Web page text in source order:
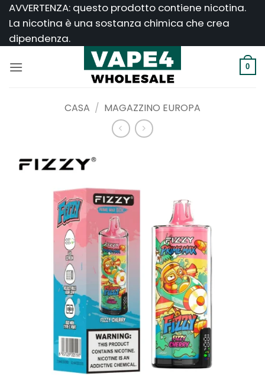
Salta
contenuti
AVVERTENZA: questo prodotto contiene nicotina.
La nicotina è una sostanza chimica che crea
dipendenza.
0
CASA / MAGAZZINO EUROPA